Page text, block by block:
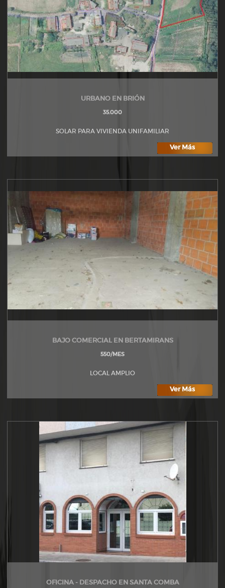
URBANO EN BRIÓN
35.000
SOLAR PARA VIVIENDA UNIFAMILIAR
Ver Más
BAJO COMERCIAL EN BERTAMIRANS
550/MES
LOCAL AMPLIO
Ver Más
OFICINA - DESPACHO EN SANTA COMBA